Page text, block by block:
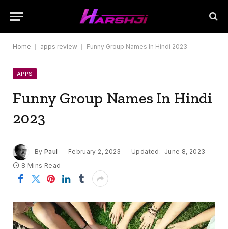
Home apps review Funny Group Names In Hindi 2023
APPS
Funny Group Names In Hindi
2023
By Paul February 2, 2023 Updated: June 8, 2023
8 Mins Read